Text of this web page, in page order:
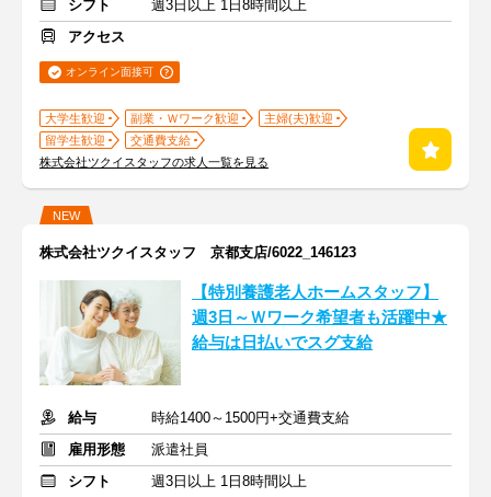
シフト
週3日以上 1日8時間以上
アクセス
オンライン面接可
大学生歓迎 副業・Ｗワーク歓迎
主婦(夫)歓迎
留学生歓迎
交通費支給
株式会社ツクイスタッフの求人一覧を見る
NEW
株式会社ツクイスタッフ 京都支店/6022_146123
【特別養護老人ホームスタッフ】
週3日～Ｗワーク希望者も活躍中★
給与は日払いでスグ支給
給与
時給1400～1500円+交通費支給
雇用形態
派遣社員
シフト
週3日以上 1日8時間以上